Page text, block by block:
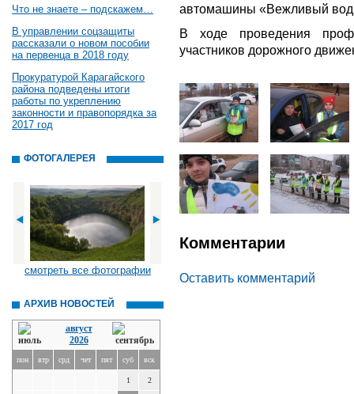
Что не знаете – подскажем…
В управлении соцзащиты
рассказали о новом пособии
на первенца в 2018 году
Прокуратурой Карагайского
района подведены итоги
работы по укреплению
законности и правопорядка за
2017 год
ФОТОГАЛЕРЕЯ
смотреть все фотографии
АРХИВ НОВОСТЕЙ
август
2026
пон втр срд чет пят суб вск
1 2
автомашины «Вежливый
В ходе проведения
участников дорожного
Комментарии
Оставить комментарий